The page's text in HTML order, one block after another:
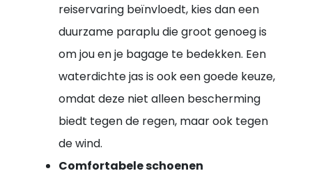
reiservaring beïnvloedt, kies dan een
duurzame paraplu die groot genoeg is
om jou en je bagage te bedekken. Een
waterdichte jas is ook een goede keuze,
omdat deze niet alleen bescherming
biedt tegen de regen, maar ook tegen
de wind.
Comfortabele schoenen